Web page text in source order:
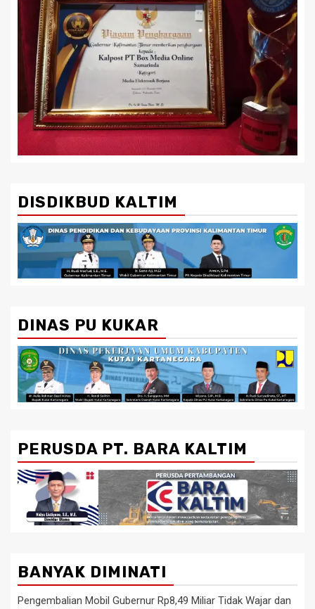
DISDIKBUD KALTIM
DINAS PU KUKAR
PERUSDA PT. BARA KALTIM
BANYAK DIMINATI
Pengembalian Mobil Gubernur Rp8,49 Miliar Tidak Wajar dan